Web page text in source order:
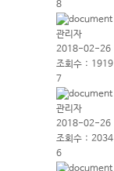
8
관리자
2018-02-26
조회수 : 1919
7
관리자
2018-02-26
조회수 : 2034
6